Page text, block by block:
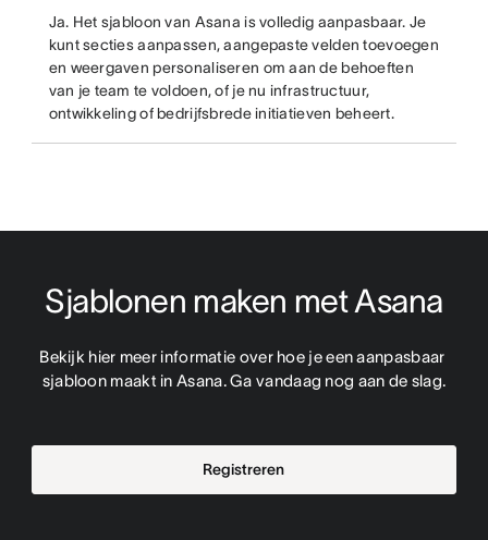
Ja. Het sjabloon van Asana is volledig aanpasbaar. Je
kunt secties aanpassen, aangepaste velden toevoegen
en weergaven personaliseren om aan de behoeften
van je team te voldoen, of je nu infrastructuur,
ontwikkeling of bedrijfsbrede initiatieven beheert.
Sjablonen maken met Asana
Bekijk hier meer informatie over hoe je een aanpasbaar
sjabloon maakt in Asana. Ga vandaag nog aan de slag.
Registreren